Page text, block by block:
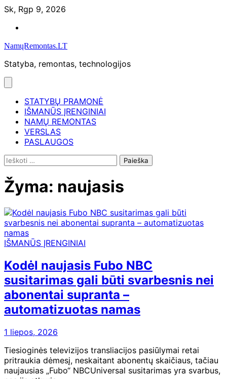
Skip
content
Sk, Rgp 9, 2026
NamųRemontas.LT
Statyba, remontas, technologijos
STATYBŲ PRAMONĖ
IŠMANŪS ĮRENGINIAI
NAMŲ REMONTAS
VERSLAS
PASLAUGOS
Ieškoti:
Žyma: naujasis
IŠMANŪS ĮRENGINIAI
Kodėl naujasis Fubo NBC
susitarimas gali būti svarbesnis nei
abonentai supranta –
automatizuotas namas
1 liepos, 2026
Tiesioginės televizijos transliacijos pasiūlymai retai
pritraukia dėmesį, neskaitant abonentų skaičiaus, tačiau
naujausias „Fubo“ NBCUniversal susitarimas yra svarbus,